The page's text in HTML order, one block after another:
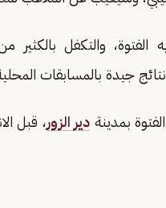
الفتوة، والتكفل
جيدة بالمسابقات
بمدينة دير الزور، قبل